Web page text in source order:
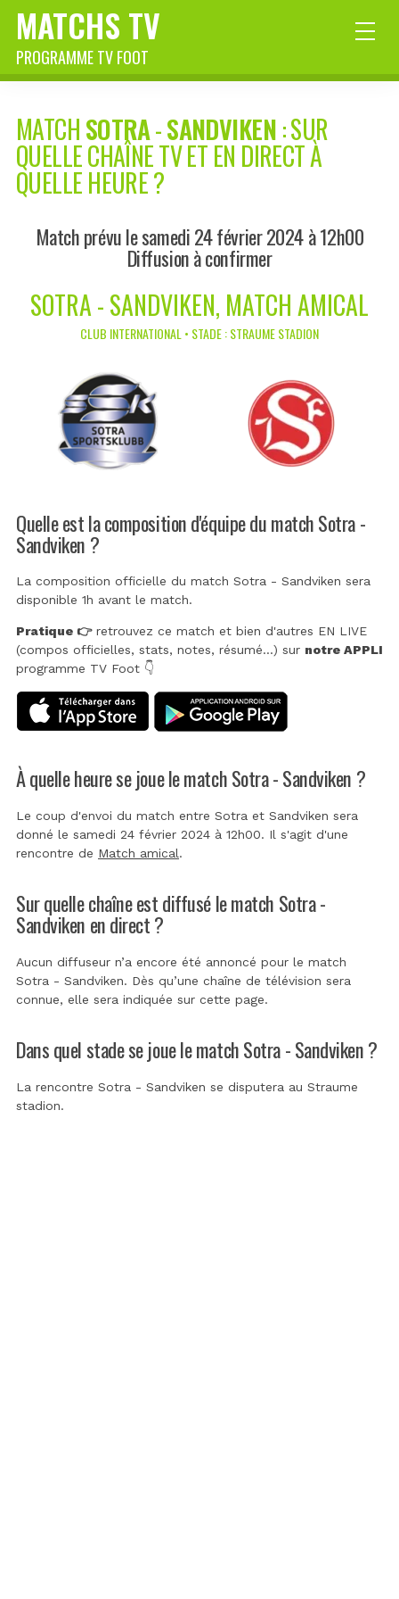
MATCHS TV
PROGRAMME TV FOOT
MATCHSOTRA-SANDVIKEN: SUR
QUELLE CHAÎNE TV ET EN DIRECT À
QUELLE HEURE ?
Match prévu le samedi 24 février 2024 à 12h00
Diffusion à confirmer
SOTRA - SANDVIKEN, MATCH AMICAL
CLUB INTERNATIONAL • STADE : STRAUME STADION
Quelle est la composition d'équipe du match Sotra -
Sandviken ?
La composition officielle du match Sotra - Sandviken sera
disponible 1h avant le match.
Pratique 👉retrouvez ce match et bien d'autres EN LIVE
(compos officielles, stats, notes, résumé...) sur notre APPLI
programme TV Foot 👇
À quelle heure se joue le match Sotra - Sandviken ?
Le coup d'envoi du match entre Sotra et Sandviken sera
donné le samedi 24 février 2024 à 12h00. Il s'agit d'une
rencontre de Match amical.
Sur quelle chaîne est diffusé le match Sotra -
Sandviken en direct ?
Aucun diffuseur n’a encore été annoncé pour le match
Sotra - Sandviken. Dès qu’une chaîne de télévision sera
connue, elle sera indiquée sur cette page.
Dans quel stade se joue le match Sotra - Sandviken ?
La rencontre Sotra - Sandviken se disputera au Straume
stadion.